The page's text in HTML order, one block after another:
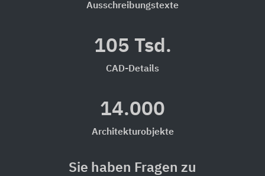
Ausschreibungstexte
105 Tsd.
CAD-Details
14.000
Architekturobjekte
Sie haben Fragen zu